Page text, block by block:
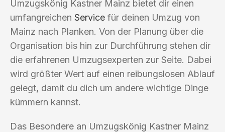
Umzugskönig Kastner Mainz bietet dir einen
umfangreichen Service für deinen Umzug von
Mainz nach Planken. Von der Planung über die
Organisation bis hin zur Durchführung stehen dir
die erfahrenen Umzugsexperten zur Seite. Dabei
wird größter Wert auf einen reibungslosen Ablauf
gelegt, damit du dich um andere wichtige Dinge
kümmern kannst.
Das Besondere an Umzugskönig Kastner Mainz